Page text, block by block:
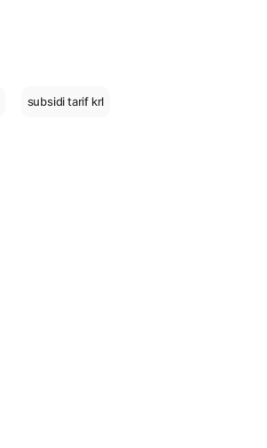
subsidi tarif krl